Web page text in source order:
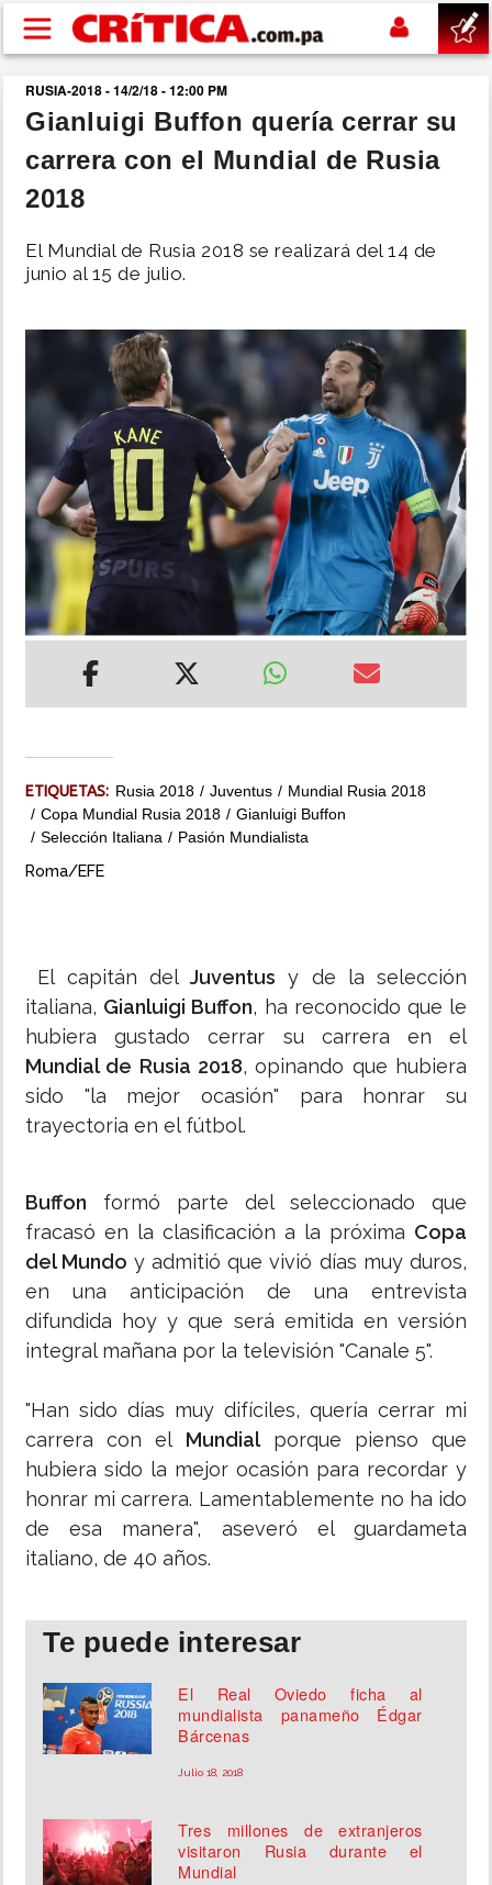
Pasar al contenido principal
buscar
SUCESOS
POLÍTICA
DEPORTES
MUNDO
INSÓLITAS
MULTIMEDIA
RUSIA-2018 - 14/2/18 - 12:00 PM
Gianluigi Buffon quería cerrar su
carrera con el Mundial de Rusia
2018
El Mundial de Rusia 2018 se realizará del 14 de
junio al 15 de julio.
ETIQUETAS: Rusia 2018 Juventus
Mundial Rusia 2018
Copa Mundial Rusia 2018
Gianluigi Buffon
Selección Italiana
Pasión Mundialista
Roma/EFE
El capitán del Juventus y de la selección
italiana, Gianluigi Buffon, ha reconocido que le
hubiera gustado cerrar su carrera en el
Mundial de Rusia 2018, opinando que hubiera
sido "la mejor ocasión" para honrar su
trayectoria en el fútbol.
Buffon formó parte del seleccionado que
fracasó en la clasificación a la próxima Copa
del Mundo y admitió que vivió días muy duros,
en una anticipación de una entrevista
difundida hoy y que será emitida en versión
integral mañana por la televisión "Canale 5".
"Han sido días muy difíciles, quería cerrar mi
carrera con el Mundialporque pienso que
hubiera sido la mejor ocasión para recordar y
honrar mi carrera. Lamentablemente no ha ido
de esa manera", aseveró el guardameta
italiano, de 40 años.
Te puede interesar
El Real Oviedo ficha al
mundialista panameño Édgar
Bárcenas
Julio 18, 2018
Tres millones de extranjeros
visitaron Rusia durante el
Mundial